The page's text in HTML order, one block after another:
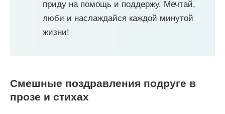
приду на помощь и поддержу. Мечтай,
люби и наслаждайся каждой минутой
жизни!
Смешные поздравления подруге в
прозе и стихах